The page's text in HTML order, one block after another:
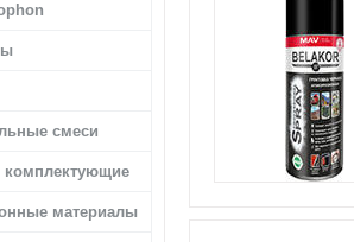
смеси
комплектующие
материалы